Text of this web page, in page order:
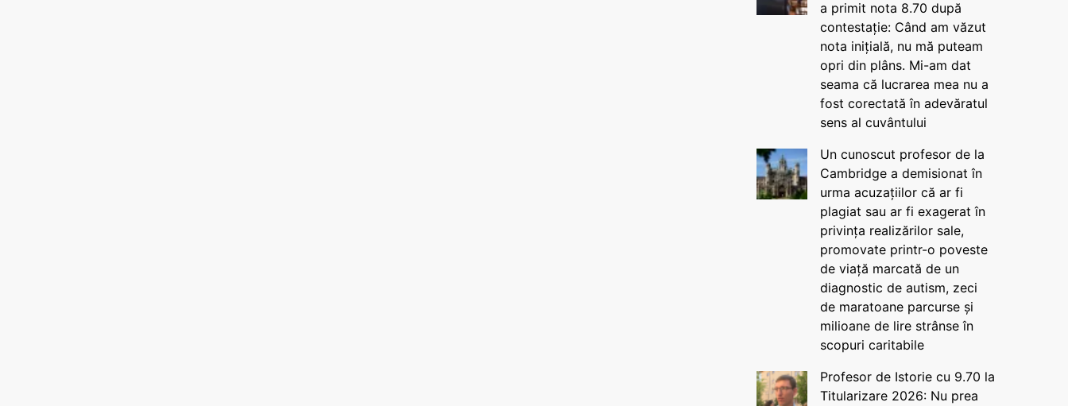
a primit nota 8.70 după
contestație: Când am văzut
nota inițială, nu mă puteam
opri din plâns. Mi-am dat
seama că lucrarea mea nu a
fost corectată în adevăratul
sens al cuvântului
Un cunoscut profesor de la
Cambridge a demisionat în
urma acuzațiilor că ar fi
plagiat sau ar fi exagerat în
privința realizărilor sale,
promovate printr-o poveste
de viață marcată de un
diagnostic de autism, zeci
de maratoane parcurse și
milioane de lire strânse în
scopuri caritabile
Profesor de Istorie cu 9.70 la
Titularizare 2026: Nu prea